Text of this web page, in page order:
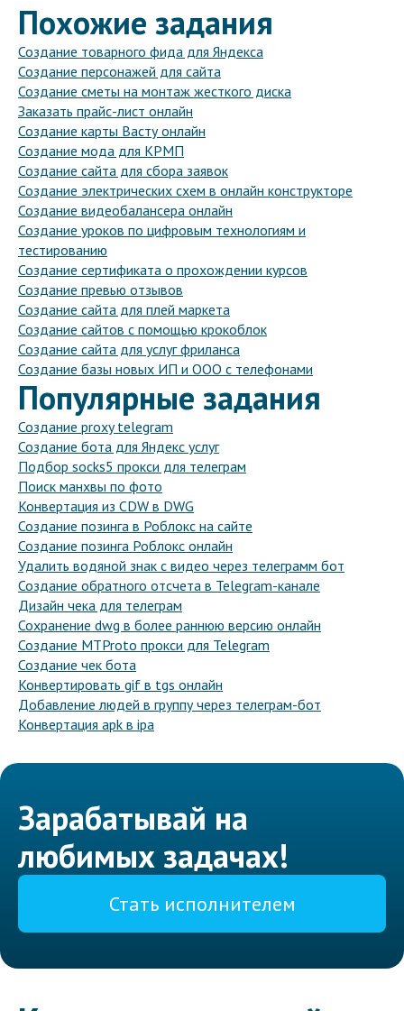
Похожие задания
Создание товарного фида для Яндекса
Создание персонажей для сайта
Создание сметы на монтаж жесткого диска
Заказать прайс-лист онлайн
Создание карты Васту онлайн
Создание мода для КРМП
Создание сайта для сбора заявок
Создание электрических схем в онлайн конструкторе
Создание видеобалансера онлайн
Создание уроков по цифровым технологиям и
тестированию
Создание сертификата о прохождении курсов
Создание превью отзывов
Создание сайта для плей маркета
Создание сайтов с помощью крокоблок
Создание сайта для услуг фриланса
Создание базы новых ИП и ООО с телефонами
Популярные задания
Создание proxy telegram
Создание бота для Яндекс услуг
Подбор socks5 прокси для телеграм
Поиск манхвы по фото
Конвертация из CDW в DWG
Создание позинга в Роблокс на сайте
Создание позинга Роблокс онлайн
Удалить водяной знак с видео через телеграмм бот
Создание обратного отсчета в Telegram-канале
Дизайн чека для телеграм
Сохранение dwg в более раннюю версию онлайн
Создание MTProto прокси для Telegram
Создание чек бота
Конвертировать gif в tgs онлайн
Добавление людей в группу через телеграм-бот
Конвертация apk в ipa
Зарабатывай на
любимых задачах!
Стать исполнителем